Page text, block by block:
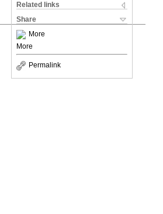
Related links
Share
More
More
Permalink